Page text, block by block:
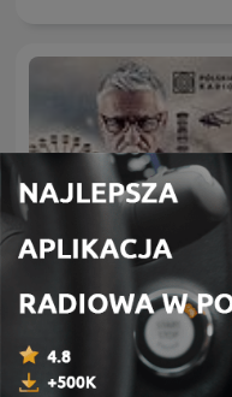
Czarnobyl. Prawdziwa
historia